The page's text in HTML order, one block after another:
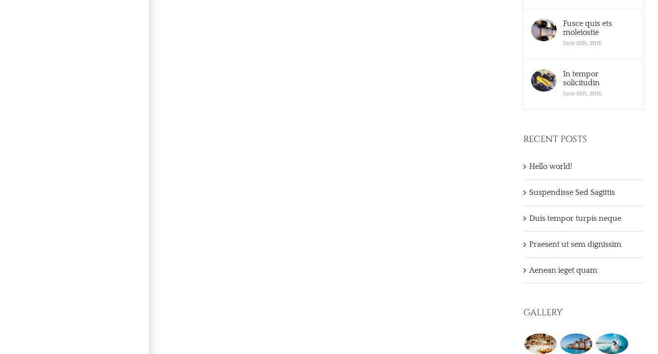
Fusce quis ets
moleiostie
June 15th, 2015
In tempor
solicitudin
June 15th, 2015
RECENT POSTS
Hello world!
Suspendisse Sed Sagittis
Duis tempor turpis neque
Praesent ut sem dignissim
Aenean ieget quam
GALLERY